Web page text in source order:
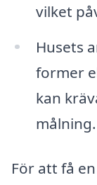
vilket
Husets
former
kan
målning.
För att få